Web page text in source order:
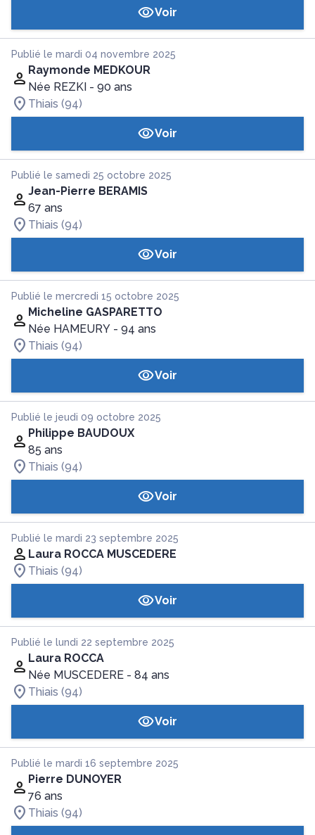
Voir
Publié le mardi 04 novembre 2025
Raymonde MEDKOUR
Née REZKI - 90 ans
Thiais (94)
Voir
Publié le samedi 25 octobre 2025
Jean-Pierre BERAMIS
67 ans
Thiais (94)
Voir
Publié le mercredi 15 octobre 2025
Micheline GASPARETTO
Née HAMEURY - 94 ans
Thiais (94)
Voir
Publié le jeudi 09 octobre 2025
Philippe BAUDOUX
85 ans
Thiais (94)
Voir
Publié le mardi 23 septembre 2025
Laura ROCCA MUSCEDERE
Thiais (94)
Voir
Publié le lundi 22 septembre 2025
Laura ROCCA
Née MUSCEDERE - 84 ans
Thiais (94)
Voir
Publié le mardi 16 septembre 2025
Pierre DUNOYER
76 ans
Thiais (94)